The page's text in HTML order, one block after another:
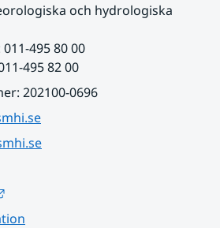
och hydrologiska
495 80 00
495 82 00
202100-0696